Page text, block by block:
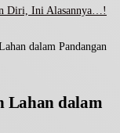
Diri, Ini Alasannya…!
dalam Pandangan
Lahan dalam